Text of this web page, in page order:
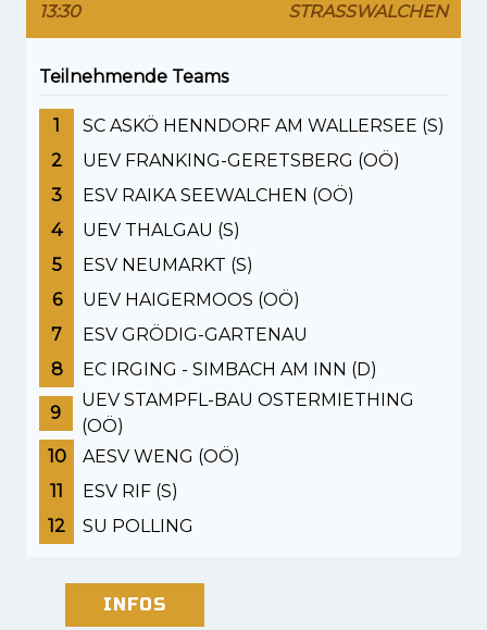
13:30
STRASSWALCHEN
Teilnehmende Teams
1
SC ASKÖ HENNDORF AM WALLERSEE (S)
2
UEV FRANKING-GERETSBERG (OÖ)
3
ESV RAIKA SEEWALCHEN (OÖ)
4
UEV THALGAU (S)
5
ESV NEUMARKT (S)
6
UEV HAIGERMOOS (OÖ)
7
ESV GRÖDIG-GARTENAU
8
EC IRGING - SIMBACH AM INN (D)
9
UEV STAMPFL-BAU OSTERMIETHING
(OÖ)
10
AESV WENG (OÖ)
11
ESV RIF (S)
12
SU POLLING
INFOS